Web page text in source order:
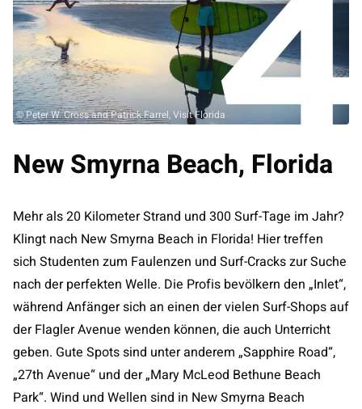
© Peter W. Cross and Patrick Farrel, Visit Florida
New Smyrna Beach, Florida
Mehr als 20 Kilometer Strand und 300 Surf-Tage im Jahr?
Klingt nach New Smyrna Beach in Florida! Hier treffen
sich Studenten zum Faulenzen und Surf-Cracks zur Suche
nach der perfekten Welle. Die Profis bevölkern den „Inlet“,
während Anfänger sich an einen der vielen Surf-Shops auf
der Flagler Avenue wenden können, die auch Unterricht
geben. Gute Spots sind unter anderem „Sapphire Road“,
„27th Avenue“ und der „Mary McLeod Bethune Beach
Park“. Wind und Wellen sind in New Smyrna Beach